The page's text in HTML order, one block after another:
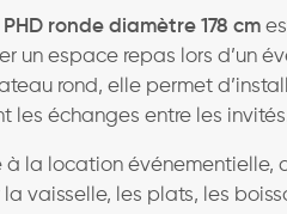
ronde diamètre 178 cm
un espace repas lors d’un
rond, elle permet
les échanges entre les
la location événementielle,
vaisselle, les plats, les